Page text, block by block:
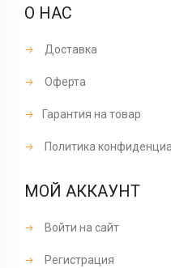
О НАС
Доставка
Оферта
Гарантия на товар
Политика
МОЙ АККАУНТ
Войти на сайт
Регистрация